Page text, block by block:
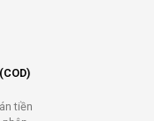
tiền